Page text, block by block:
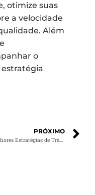
otimize suas
a velocidade
Além
o
PRÓXIMO